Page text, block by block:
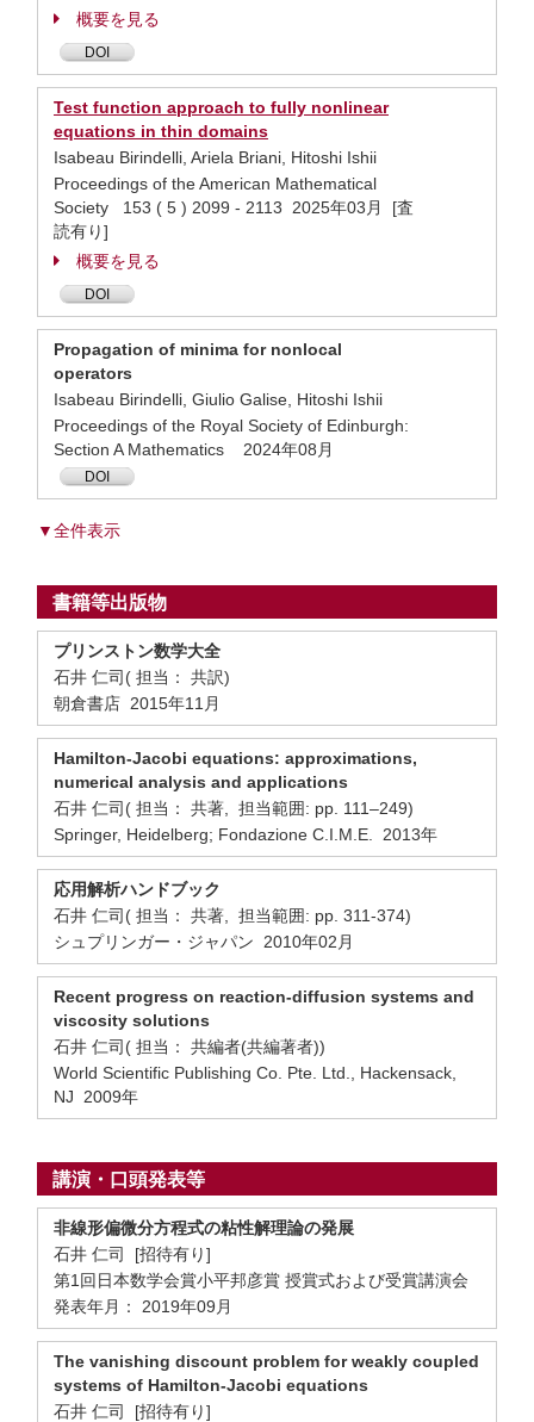
概要を見る
DOI
Test function approach to fully nonlinear
equations in thin domains
Isabeau Birindelli, Ariela Briani, Hitoshi Ishii
Proceedings of the American Mathematical
Society 153 ( 5 ) 2099 - 2113 2025年03月 [査
読有り]
概要を見る
DOI
Propagation of minima for nonlocal
operators
Isabeau Birindelli, Giulio Galise, Hitoshi Ishii
Proceedings of the Royal Society of Edinburgh:
Section A Mathematics 2024年08月
DOI
▼全件表示
書籍等出版物
プリンストン数学大全
石井 仁司( 担当： 共訳)
朝倉書店 2015年11月
Hamilton-Jacobi equations: approximations,
numerical analysis and applications
石井 仁司( 担当： 共著, 担当範囲: pp. 111–249)
Springer, Heidelberg; Fondazione C.I.M.E. 2013年
応用解析ハンドブック
石井 仁司( 担当： 共著, 担当範囲: pp. 311-374)
シュプリンガー・ジャパン 2010年02月
Recent progress on reaction-diffusion systems and
viscosity solutions
石井 仁司( 担当： 共編者(共編著者))
World Scientific Publishing Co. Pte. Ltd., Hackensack,
NJ 2009年
講演・口頭発表等
非線形偏微分方程式の粘性解理論の発展
石井 仁司 [招待有り]
第1回日本数学会賞小平邦彦賞 授賞式および受賞講演会
発表年月： 2019年09月
The vanishing discount problem for weakly coupled
systems of Hamilton-Jacobi equations
石井 仁司 [招待有り]